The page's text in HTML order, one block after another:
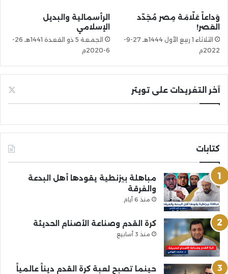
وَداعاً عَلّامَة مِصر مُجَدّد
العَصر!
الثلاثاء 1 ربيع الأول 1444هـ 27-9-
2022م
الرأسمالية والبديل
الإسلامي
الجمعة 5 ذو القعدة 1441هـ 26-
6-2020م
آخر التغريدات على تويتر
كتابات
مباهلة بيزنطية يقودها أهل البدعة
والفرقة
منذ 6 أيام
كرة القدم وصناعة الأصنام الحديثة
منذ 3 أسابيع
حينما تصبح لعبة كرة القدم ديناً عالمياً